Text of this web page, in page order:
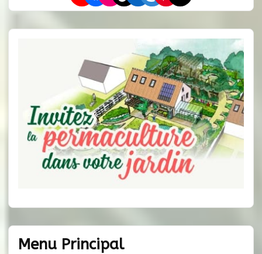
Menu Principal